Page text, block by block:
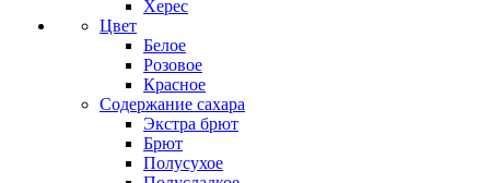
Херес
Цвет
Белое
Розовое
Красное
Содержание сахара
Экстра брют
Брют
Полусухое